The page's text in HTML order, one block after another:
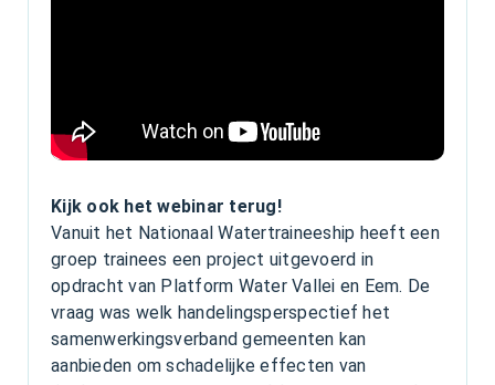
Kijk ook het webinar terug!
Vanuit het Nationaal Watertraineeship heeft een
groep trainees een project uitgevoerd in
opdracht van Platform Water Vallei en Eem. De
vraag was welk handelingsperspectief het
samenwerkingsverband gemeenten kan
aanbieden om schadelijke effecten van